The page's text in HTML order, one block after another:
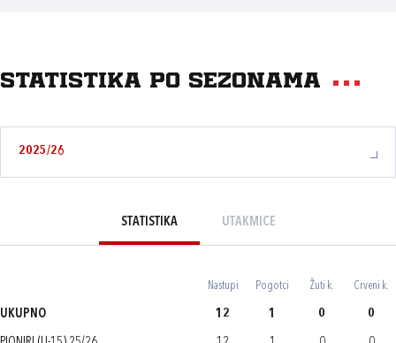
Statistika po sezonama
2025/26
STATISTIKA UTAKMICE
Nastupi Pogotci Žuti k. Crveni k.
UKUPNO 12 1 0 0